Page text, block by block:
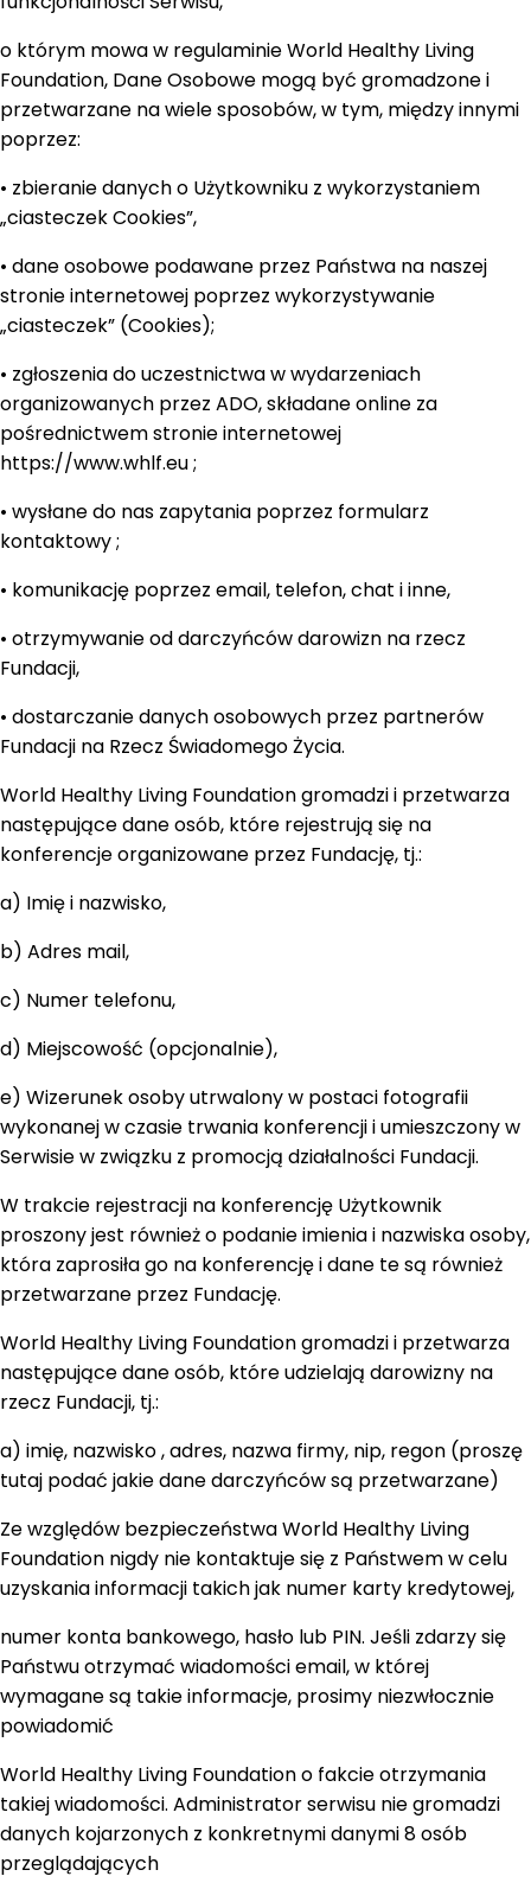
o którym mowa w regulaminie World Healthy Living
Foundation, Dane Osobowe mogą być gromadzone i
przetwarzane na wiele sposobów, w tym, między innymi
poprzez:
• zbieranie danych o Użytkowniku z wykorzystaniem
„ciasteczek Cookies”,
• dane osobowe podawane przez Państwa na naszej
stronie internetowej poprzez wykorzystywanie
„ciasteczek” (Cookies);
• zgłoszenia do uczestnictwa w wydarzeniach
organizowanych przez ADO, składane online za
pośrednictwem stronie internetowej
https://www.whlf.eu ;
• wysłane do nas zapytania poprzez formularz
kontaktowy ;
• komunikację poprzez email, telefon, chat i inne,
• otrzymywanie od darczyńców darowizn na rzecz
Fundacji,
• dostarczanie danych osobowych przez partnerów
Fundacji na Rzecz Świadomego Życia.
World Healthy Living Foundation gromadzi i przetwarza
następujące dane osób, które rejestrują się na
konferencje organizowane przez Fundację, tj.:
a) Imię i nazwisko,
b) Adres mail,
c) Numer telefonu,
d) Miejscowość (opcjonalnie),
e) Wizerunek osoby utrwalony w postaci fotografii
wykonanej w czasie trwania konferencji i umieszczony w
Serwisie w związku z promocją działalności Fundacji.
W trakcie rejestracji na konferencję Użytkownik
proszony jest również o podanie imienia i nazwiska osoby,
która zaprosiła go na konferencję i dane te są również
przetwarzane przez Fundację.
World Healthy Living Foundation gromadzi i przetwarza
następujące dane osób, które udzielają darowizny na
rzecz Fundacji, tj.:
a) imię, nazwisko , adres, nazwa firmy, nip, regon (proszę
tutaj podać jakie dane darczyńców są przetwarzane)
Ze względów bezpieczeństwa World Healthy Living
Foundation nigdy nie kontaktuje się z Państwem w celu
uzyskania informacji takich jak numer karty kredytowej,
numer konta bankowego, hasło lub PIN. Jeśli zdarzy się
Państwu otrzymać wiadomości email, w której
wymagane są takie informacje, prosimy niezwłocznie
powiadomić
World Healthy Living Foundation o fakcie otrzymania
takiej wiadomości. Administrator serwisu nie gromadzi
danych kojarzonych z konkretnymi danymi 8 osób
przeglądających